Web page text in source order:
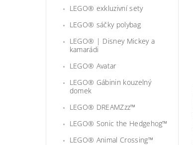
LEGO® exkluzivní sety
LEGO® sáčky polybag
LEGO® | Disney Mickey a
kamarádi
LEGO® Avatar
LEGO® Gábinin kouzelný
domek
LEGO® DREAMZzz™
LEGO® Sonic the Hedgehog™
LEGO® Animal Crossing™